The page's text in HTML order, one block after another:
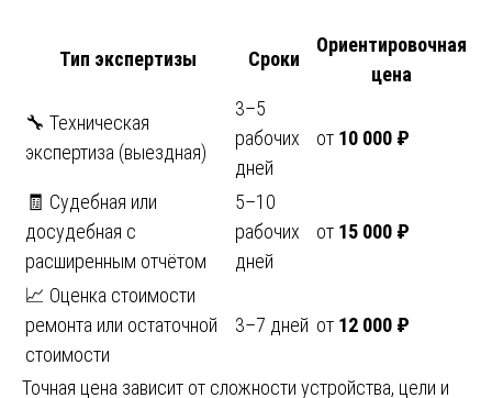
Тип экспертизы Сроки
Ориентировочная
цена
🔧 Техническая
экспертиза (выездная)
3–5
рабочих
дней
от 10 000 ₽
🧾 Судебная или
досудебная с
расширенным отчётом
5–10
рабочих
дней
от 15 000 ₽
📈 Оценка стоимости
ремонта или остаточной
стоимости
3–7 дней от 12 000 ₽
Точная цена зависит от сложности устройства, цели и